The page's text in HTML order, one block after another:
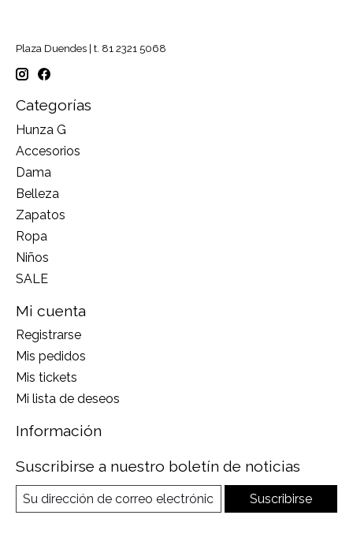
Plaza Duendes | t. 81 2321 5068
Categorías
Hunza G
Accesorios
Dama
Belleza
Zapatos
Ropa
Niños
SALE
Mi cuenta
Registrarse
Mis pedidos
Mis tickets
Mi lista de deseos
Información
Suscribirse a nuestro boletín de noticias
Suscribirse